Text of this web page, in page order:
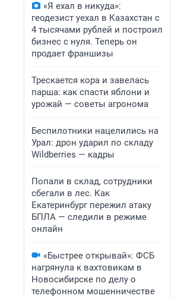
«Я ехал в никуда»:
геодезист уехал в Казахстан с
4 тысячами рублей и построил
бизнес с нуля. Теперь он
продает франшизы
Трескается кора и завелась
парша: как спасти яблони и
урожай — советы агронома
Беспилотники нацелились на
Урал: дрон ударил по складу
Wildberries — кадры
Попали в склад, сотрудники
сбегали в лес. Как
Екатеринбург пережил атаку
БПЛА — следили в режиме
онлайн
«Быстрее открывай»: ФСБ
нагрянула к вахтовикам в
Новосибирске по делу о
телефонном мошенничестве